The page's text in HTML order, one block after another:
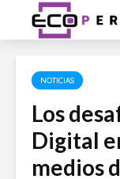
NOTICIAS
Los
Digital
medios